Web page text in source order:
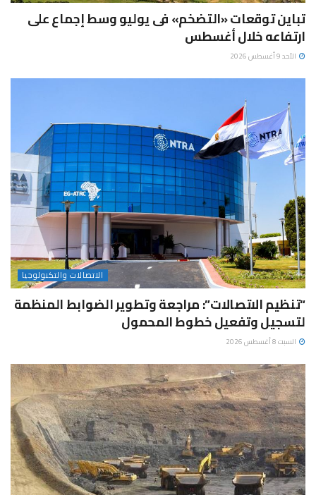
تباين توقعات «التضخم» فى يوليو وسط إجماع على
ارتفاعه خلال أغسطس
الأحد 9 أغسطس 2026
الاتصالات والتكنولوجيا
“تنظيم الاتصالات”: مراجعة وتطوير الضوابط المنظمة
لتسجيل وتفعيل خطوط المحمول
السبت 8 أغسطس 2026